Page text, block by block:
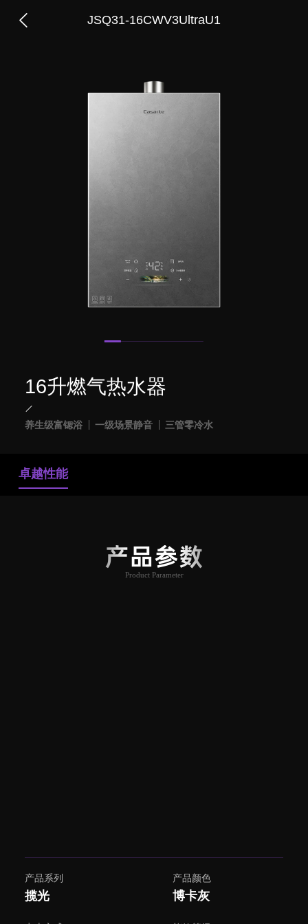
JSQ31-16CWV3UltraU1
16升燃气热水器
养生级富锶浴 一级场景静音 三管零冷水
卓越性能
产品参数
Product Parameter
产品系列
揽光
产品颜色
博卡灰